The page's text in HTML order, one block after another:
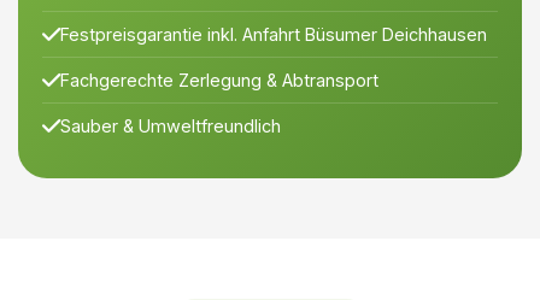
Festpreisgarantie inkl. Anfahrt Büsumer Deichhausen
Fachgerechte Zerlegung & Abtransport
Sauber & Umweltfreundlich